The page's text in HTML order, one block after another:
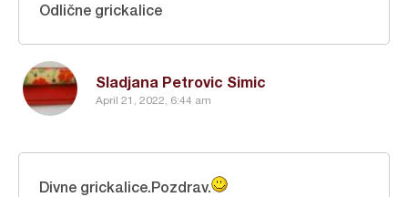
Sladjana Petrovic Simic
April 21, 2022, 6:44 am
Odlične grickalice
Divne grickalice.Pozdrav.